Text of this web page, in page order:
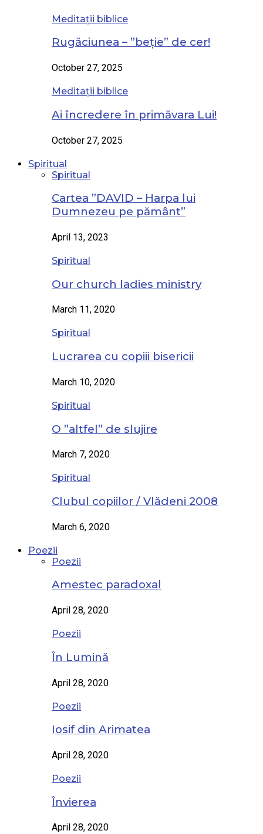
Meditații biblice
Rugăciunea – ”beție” de cer!
October 27, 2025
Meditații biblice
Ai încredere în primăvara Lui!
October 27, 2025
Spiritual
Spiritual
Cartea ”DAVID – Harpa lui
Dumnezeu pe pământ”
April 13, 2023
Spiritual
Our church ladies ministry
March 11, 2020
Spiritual
Lucrarea cu copiii bisericii
March 10, 2020
Spiritual
O ”altfel” de slujire
March 7, 2020
Spiritual
Clubul copiilor / Vlădeni 2008
March 6, 2020
Poezii
Poezii
Amestec paradoxal
April 28, 2020
Poezii
În Lumină
April 28, 2020
Poezii
Iosif din Arimatea
April 28, 2020
Poezii
Învierea
April 28, 2020